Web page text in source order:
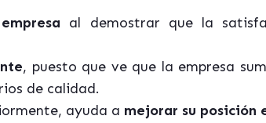
al demostrar que la
, puesto que ve que la empresa
de calidad.
ayuda a mejorar su posición